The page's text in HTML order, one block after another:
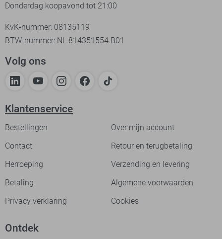
Donderdag koopavond tot 21:00
KvK-nummer: 08135119
BTW-nummer: NL 814351554.B01
Volg ons
Klantenservice
Bestellingen
Over mijn account
Contact
Retour en terugbetaling
Herroeping
Verzending en levering
Betaling
Algemene voorwaarden
Privacy verklaring
Cookies
Ontdek